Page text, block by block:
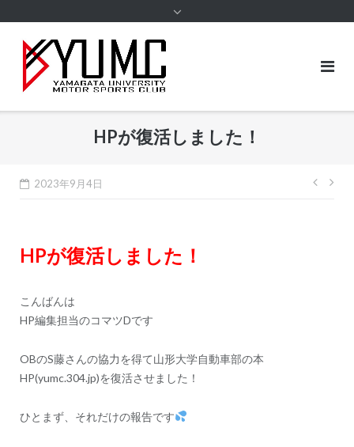
HPが復活しました！
2023年9月4日
投
HPが復活しました！
こんばんは
HP編集担当のコマツDです
OBのS藤さんの協力を得て山形大学自動車部の本
HP(yumc.304.jp)を復活させました！
ひとまず、それだけの報告です